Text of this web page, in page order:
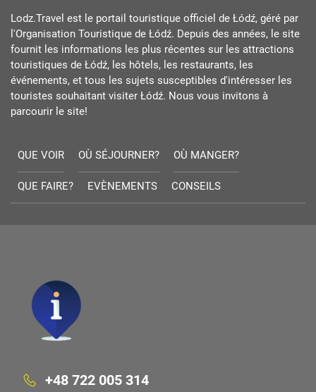
Lodz.Travel est le portail touristique officiel de Łódź, géré par
l'Organisation Touristique de Łódź. Depuis des années, le site
fournit les informations les plus récentes sur les attractions
touristiques de Łódź, les hôtels, les restaurants, les
événements, et tous les sujets susceptibles d'intéresser les
touristes souhaitant visiter Łódź. Nous vous invitons à
parcourir le site!
QUE VOIR OÙ SÉJOURNER? OÙ MANGER?
QUE FAIRE? EVÈNEMENTS CONSEILS
+48 722 005 314